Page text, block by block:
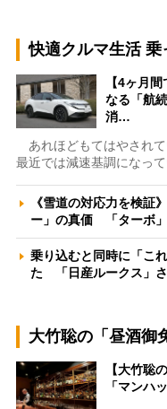
快適クルマ生活
【4ヶ月
なる「航
消…
あれほどもてはやされて
最近では減速基調になっ
《雪道の対応力を検証
ー」の真価 「ターボ
乗り込むと同時に「こ
た 「日産ルークス」
大竹聡の「昼酒御
【大竹聡
「マンハ